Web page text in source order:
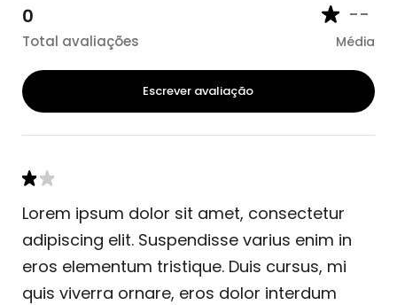
0
Total avaliações
--
Média
Escrever avaliação
Lorem ipsum dolor sit amet, consectetur
adipiscing elit. Suspendisse varius enim in
eros elementum tristique. Duis cursus, mi
quis viverra ornare, eros dolor interdum